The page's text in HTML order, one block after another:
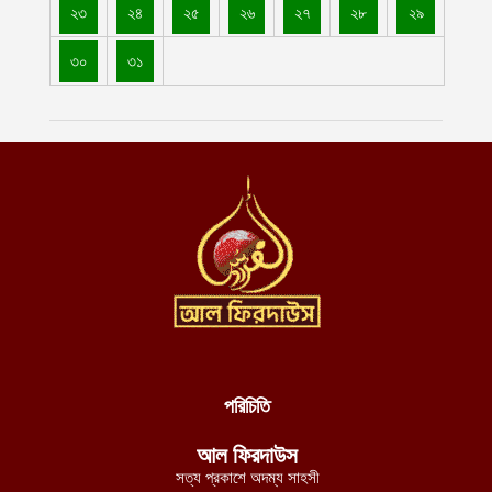
আগস্ট ৫, ২০২৬
চীন-পাকিস্তানের নিরাপত্তা বিষয়ক ভিত্তিহীন অভিযোগ প্রত্যাখ্যান করেছে
ইমারাতে ইসলামিয়া
আগস্ট ৫, ২০২৬
অজ্ঞাত ক্ষেপণাস্ত্রসদৃশ বস্তুর হামলায় লোহিত সাগরে ডুবে গেল ভারতীয়
৩০০ জনের কর্মসংস্থানের সুযোগ
২৩ ২৪ ২৫ ২৬ ২৭ ২৮ ২৯
৩০ ৩১
পরিচিতি
আল ফিরদাউস
সত্য প্রকাশে অদম্য সাহসী